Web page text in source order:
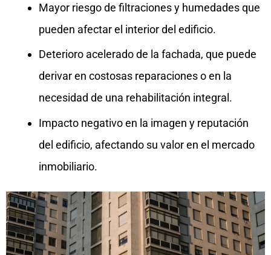
Mayor riesgo de filtraciones y humedades que
pueden afectar el interior del edificio.
Deterioro acelerado de la fachada, que puede
derivar en costosas reparaciones o en la
necesidad de una rehabilitación integral.
Impacto negativo en la imagen y reputación
del edificio, afectando su valor en el mercado
inmobiliario.